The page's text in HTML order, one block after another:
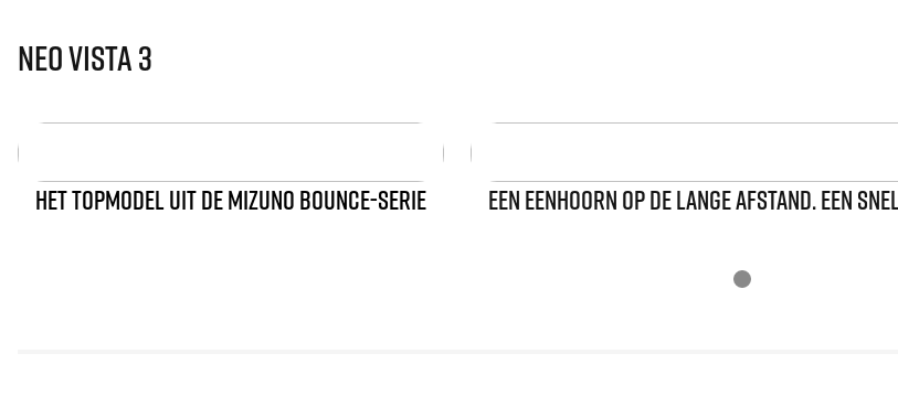
Neo Vista 3
HET TOPMODEL UIT DE MIZUNO BOUNCE-SERIE EEN EENHOORN OP DE LANGE AFSTAND. EEN